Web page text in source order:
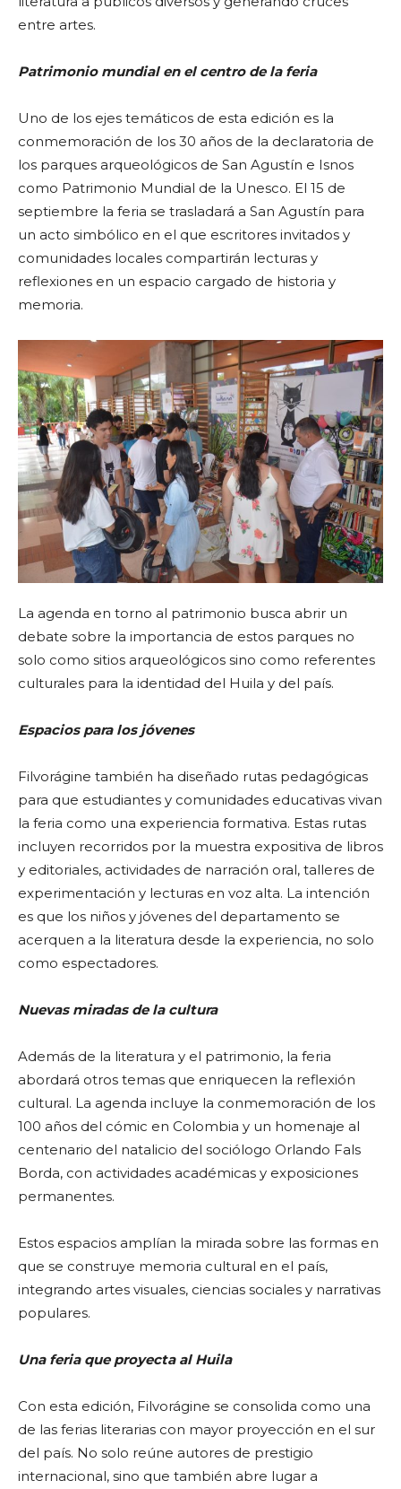
entre artes.
Patrimonio mundial en el centro de la feria
Uno de los ejes temáticos de esta edición es la
conmemoración de los 30 años de la declaratoria de
los parques arqueológicos de San Agustín e Isnos
como Patrimonio Mundial de la Unesco. El 15 de
septiembre la feria se trasladará a San Agustín para
un acto simbólico en el que escritores invitados y
comunidades locales compartirán lecturas y
reflexiones en un espacio cargado de historia y
memoria.
La agenda en torno al patrimonio busca abrir un
debate sobre la importancia de estos parques no
solo como sitios arqueológicos sino como referentes
culturales para la identidad del Huila y del país.
Espacios para los jóvenes
Filvorágine también ha diseñado rutas pedagógicas
para que estudiantes y comunidades educativas vivan
la feria como una experiencia formativa. Estas rutas
incluyen recorridos por la muestra expositiva de libros
y editoriales, actividades de narración oral, talleres de
experimentación y lecturas en voz alta. La intención
es que los niños y jóvenes del departamento se
acerquen a la literatura desde la experiencia, no solo
como espectadores.
Nuevas miradas de la cultura
Además de la literatura y el patrimonio, la feria
abordará otros temas que enriquecen la reflexión
cultural. La agenda incluye la conmemoración de los
100 años del cómic en Colombia y un homenaje al
centenario del natalicio del sociólogo Orlando Fals
Borda, con actividades académicas y exposiciones
permanentes.
Estos espacios amplían la mirada sobre las formas en
que se construye memoria cultural en el país,
integrando artes visuales, ciencias sociales y narrativas
populares.
Una feria que proyecta al Huila
Con esta edición, Filvorágine se consolida como una
de las ferias literarias con mayor proyección en el sur
del país. No solo reúne autores de prestigio
internacional, sino que también abre lugar a